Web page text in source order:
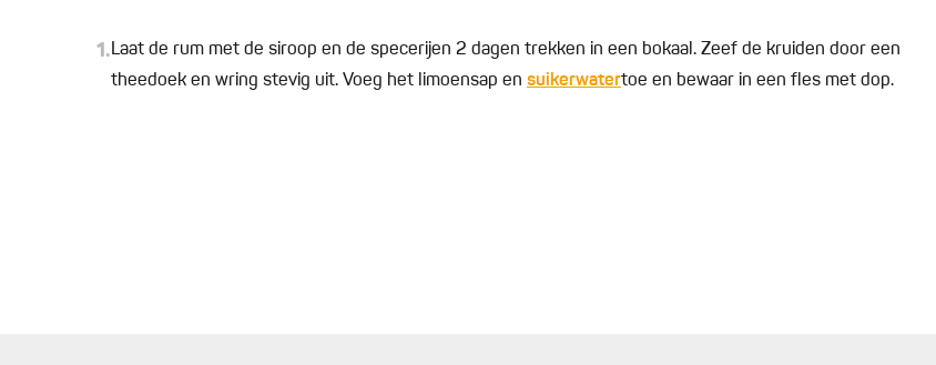
1.Laat de rum met de siroop en de specerijen 2 dagen trekken in een bokaal. Zeef de kruiden door een
theedoek en wring stevig uit. Voeg het limoensap en suikerwatertoe en bewaar in een fles met dop.